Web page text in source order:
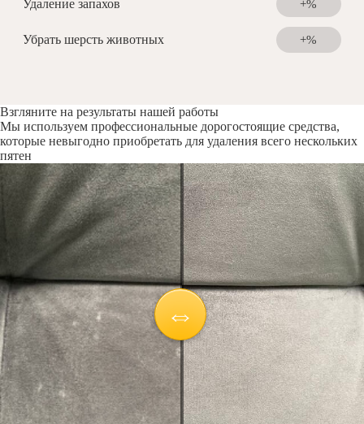
Удаление запахов +%
Убрать шерсть животных +%
Взгляните на результаты нашей работы
Мы используем профессиональные дорогостоящие средства,
которые невыгодно приобретать для удаления всего нескольких
пятен